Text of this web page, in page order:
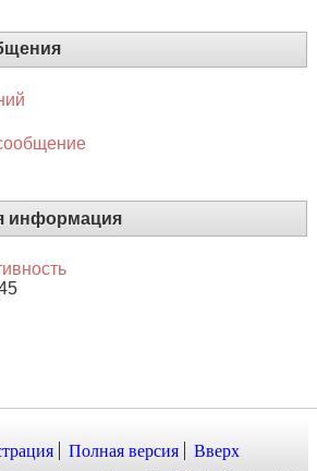
информация
Полная версия Вверх